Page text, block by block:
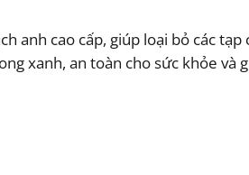
anh cao cấp, giúp loại bỏ các
xanh, an toàn cho sức khỏe và